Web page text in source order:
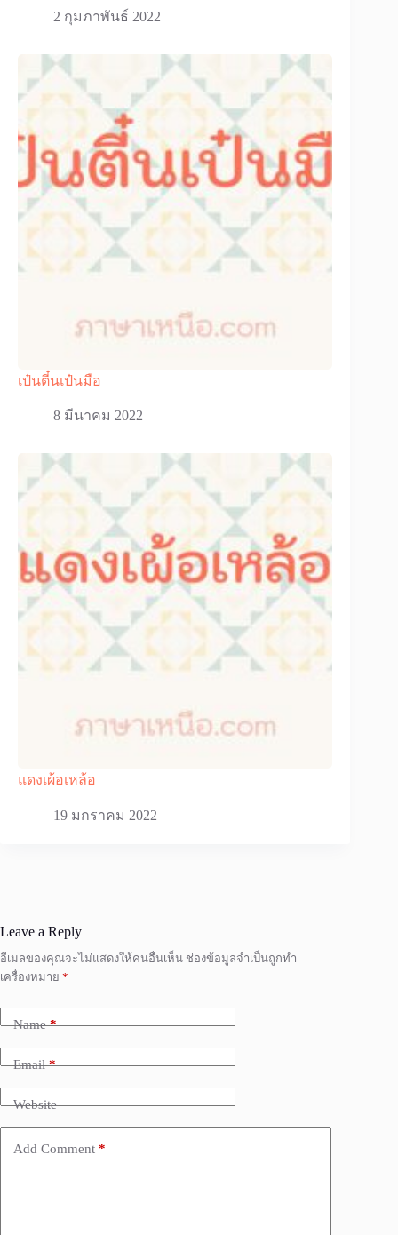
2 กุมภาพันธ์ 2022
เป๋นตี๋นเป๋นมือ
8 มีนาคม 2022
แดงเผ้อเหล้อ
19 มกราคม 2022
Leave a Reply
อีเมลของคุณจะไม่แสดงให้คนอื่นเห็น ช่องข้อมูลจำเป็นถูกทำ
เครื่องหมาย *
Name*
Email*
Website
Add Comment *